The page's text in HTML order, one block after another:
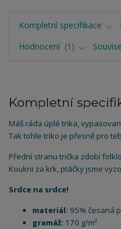
Kompletní specifikace
Hodnocení
1
Kompletní
Máš ráda úplé trika,
Tak tohle triko je přesně pro
Přední stranu trička zdobí
Koukni za krk, ptáčky jsme
Srdce na srdce!
materiál: 95% česaná
gramáž: 170 g/m²